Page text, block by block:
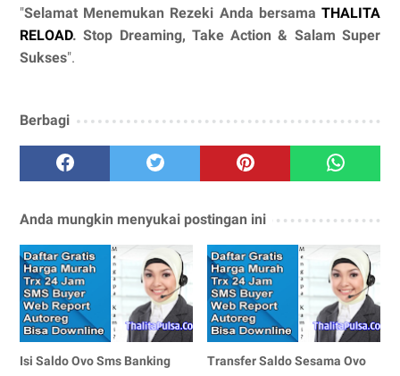
"Selamat Menemukan Rezeki Anda bersama THALITA
RELOAD. Stop Dreaming, Take Action & Salam Super
Sukses".
Berbagi
Anda mungkin menyukai postingan ini
Isi Saldo Ovo Sms Banking Transfer Saldo Sesama Ovo